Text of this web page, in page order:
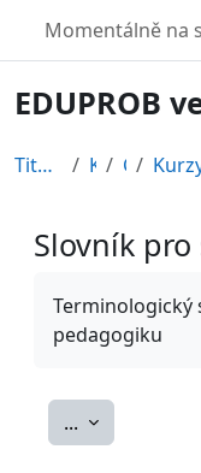
TURBO
Momentálně na
EDUPROB
Titulní stránka Kurzy CDV
Slovník
Terminologický
pedagogiku
... Exportovat